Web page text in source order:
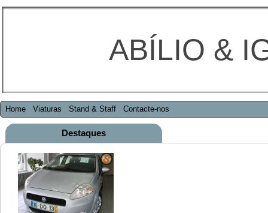
ABÍLIO &
Home Viaturas Stand & Staff Contacte-nos
Destaques